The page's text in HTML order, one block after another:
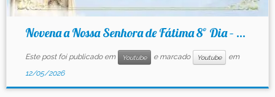
Novena a Nossa Senhora de Fátima 8º Dia – ...
Este post foi publicado em Youtube e marcado Youtube
em
12/05/2026